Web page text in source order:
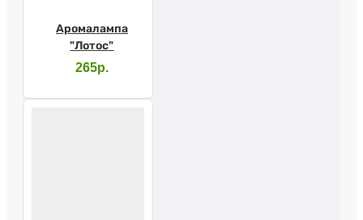
Аромалампа
"Лотос"
265р.